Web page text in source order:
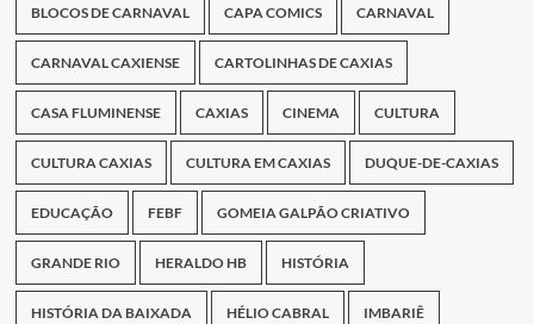
BLOCOS DE CARNAVAL CAPA COMICS CARNAVAL
CARNAVAL CAXIENSE CARTOLINHAS DE CAXIAS
CASA FLUMINENSE CAXIAS CINEMA CULTURA
CULTURA CAXIAS CULTURA EM CAXIAS DUQUE-DE-CAXIAS
EDUCAÇÃO FEBF GOMEIA GALPÃO CRIATIVO
GRANDE RIO HERALDO HB HISTÓRIA
HISTÓRIA DA BAIXADA HÉLIO CABRAL IMBARIÊ